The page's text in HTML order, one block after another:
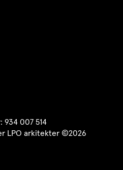
934 007 514
LPO arkitekter ©2026